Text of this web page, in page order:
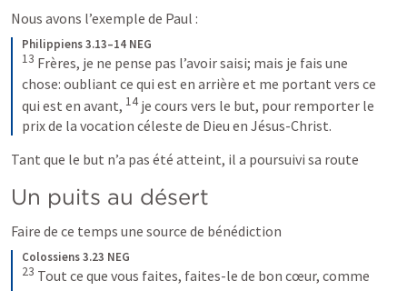
Nous avons l’exemple de Paul :
Philippiens 3.13–14 NEG
13 Frères, je ne pense pas l’avoir saisi; mais je fais une
chose: oubliant ce qui est en arrière et me portant vers ce
qui est en avant, 14 je cours vers le but, pour remporter le
prix de la vocation céleste de Dieu en Jésus-Christ.
Tant que le but n’a pas été atteint, il a poursuivi sa route
Un puits au désert
Faire de ce temps une source de bénédiction
Colossiens 3.23 NEG
23 Tout ce que vous faites, faites-le de bon cœur, comme